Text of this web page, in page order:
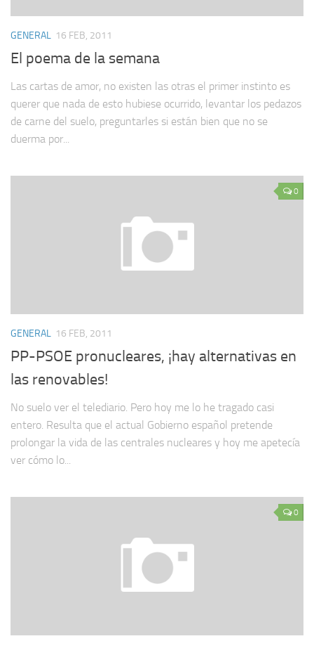
GENERAL 16 FEB, 2011
El poema de la semana
Las cartas de amor, no existen las otras el primer instinto es
querer que nada de esto hubiese ocurrido, levantar los pedazos
de carne del suelo, preguntarles si están bien que no se
duerma por...
0
GENERAL 16 FEB, 2011
PP-PSOE pronucleares, ¡hay alternativas en
las renovables!
No suelo ver el telediario. Pero hoy me lo he tragado casi
entero. Resulta que el actual Gobierno español pretende
prolongar la vida de las centrales nucleares y hoy me apetecía
ver cómo lo...
0